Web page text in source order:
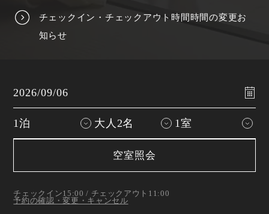
チェックイン・チェックアウト時間時間の変更お
知らせ
空室照会
チェックイン15:00 / チェックアウト11:00
予約の確認・変更・キャンセル